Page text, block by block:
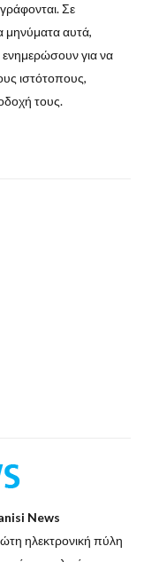
Σε
μηνύματα αυτά,
για να
ιστότοπους,
τους.
News
ηλεκτρονική πύλη